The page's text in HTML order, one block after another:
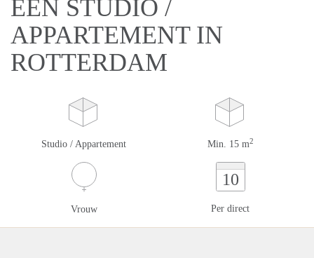
EEN STUDIO /
APPARTEMENT IN
ROTTERDAM
Studio / Appartement Min. 15 m2
Vrouw
10
Per direct